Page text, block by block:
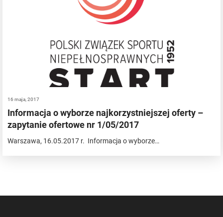
16 maja, 2017
Informacja o wyborze najkorzystniejszej oferty –
zapytanie ofertowe nr 1/05/2017
Warszawa, 16.05.2017 r. Informacja o wyborze…